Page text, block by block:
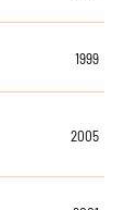
1999
2005